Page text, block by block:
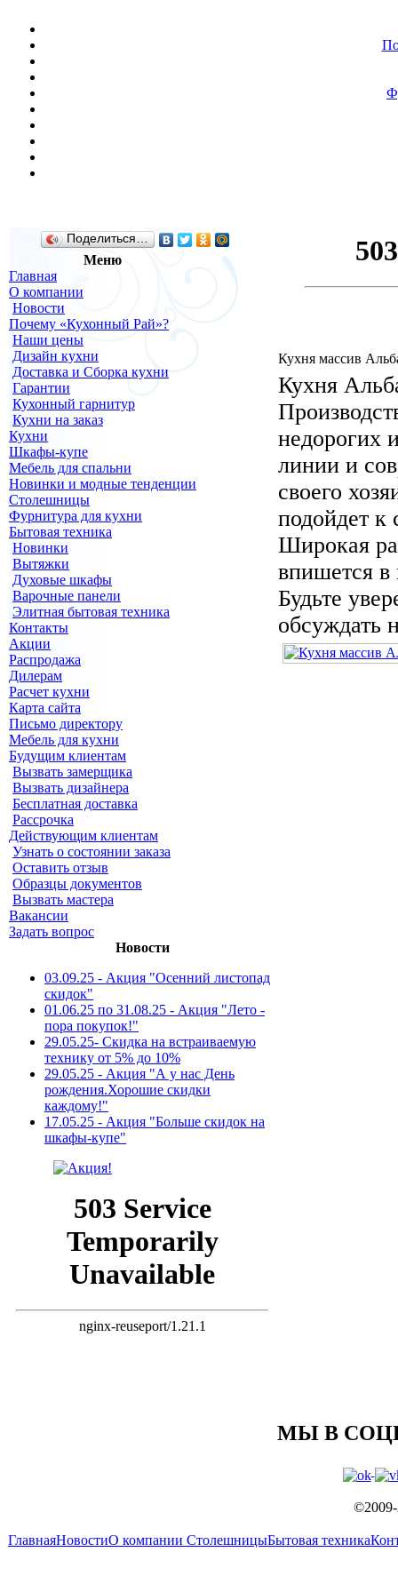
Поделиться…
Меню
Главная
О компании
Новости
Почему «Кухонный Рай»?
Наши цены
Дизайн кухни
Доставка и Сборка кухни
Гарантии
Кухонный гарнитур
Кухни на заказ
Кухни
Шкафы-купе
Мебель для спальни
Новинки и модные тенденции
Столешницы
Фурнитура для кухни
Бытовая техника
Новинки
Вытяжки
Духовые шкафы
Варочные панели
Элитная бытовая техника
Контакты
Акции
Распродажа
Дилерам
Расчет кухни
Карта сайта
Письмо директору
Мебель для кухни
Будущим клиентам
Вызвать замерщика
Вызвать дизайнера
Бесплатная доставка
Рассрочка
Действующим клиентам
Узнать о состоянии заказа
Оставить отзыв
Образцы документов
Вызвать мастера
Вакансии
Задать вопрос
Новости
03.09.25 - Акция "Осенний листопад
скидок"
01.06.25 по 31.08.25 - Акция "Лето -
пора покупок!"
29.05.25- Скидка на встраиваемую
технику от 5% до 10%
29.05.25 - Акция "А у нас День
рождения.Хорошие скидки
каждому!"
17.05.25 - Акция "Больше скидок на
шкафы-купе"
Кухня массив
Кухня
недорогих
линии и
своего
подойдет к
Широкая
впишется в
Будьте
обсуждать
МЫ В
ГлавнаяНовостиО компании СтолешницыБытовая техника